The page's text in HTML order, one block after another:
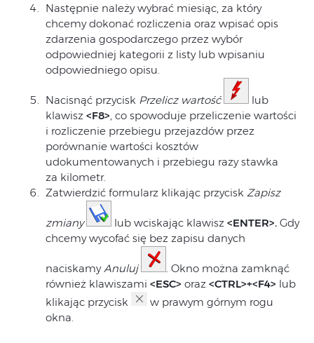
Następnie należy wybrać miesiąc, za który
chcemy dokonać rozliczenia oraz wpisać opis
zdarzenia gospodarczego przez wybór
odpowiedniej kategorii z listy lub wpisaniu
odpowiedniego opisu.
Nacisnąć przycisk Przelicz wartość
lub
klawisz <F8>, co spowoduje przeliczenie wartości
i rozliczenie przebiegu przejazdów przez
porównanie wartości kosztów
udokumentowanych i przebiegu razy stawka
za kilometr.
Zatwierdzić formularz klikając przycisk Zapisz
zmiany lub wciskając klawisz <ENTER>. Gdy
chcemy wycofać się bez zapisu danych
naciskamyAnuluj
. Okno można zamknąć
również klawiszami <ESC> oraz <CTRL>+<F4> lub
klikając przycisk
w prawym górnym rogu
okna.